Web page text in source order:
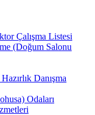
Çalışma Listesi
(Doğum Salonu
Danışma
Odaları